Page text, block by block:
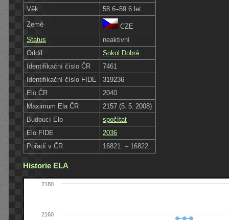
Věk
58.6–59.6 let
Země
CZE
Status
neaktivní
Oddíl
Sokol Dobrá
Identifikační číslo ČR
7461
Identifikační číslo FIDE
319236
Elo ČR
2040
Maximum Ela ČR
2157 (5. 5. 2008)
Budoucí Elo
spočítat
Elo FIDE
2036
Pořadí v ČR
16821. – 16822.
Historie ELA
2160
2180